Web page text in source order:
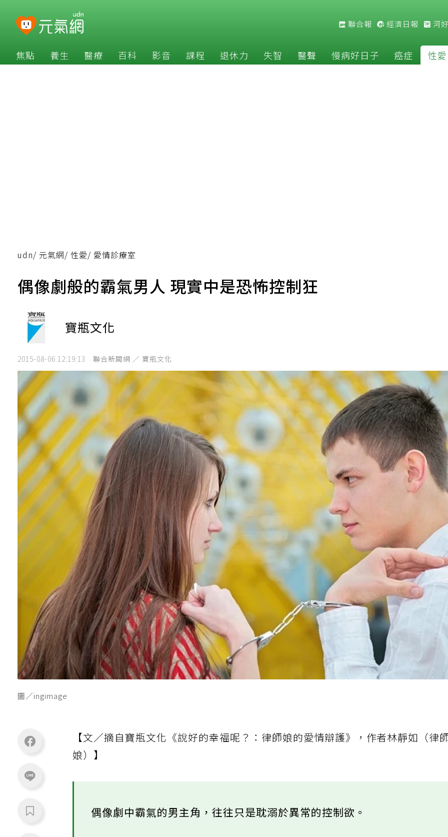
聯合報 經濟日報 河
焦點 養生 醫療 百科 影音 課程 退休力 失智 醫聲 慢病好日子 癌症 性愛
udn/ 元氣網/ 性愛/ 愛情診療室
偶像劇般的霸氣男人 現實中是恐怖控制狂
寶瓶文化
2015-08-06 12:19:13 聯合新聞網 ／ 寶瓶文化
圖／ingimage
【文／摘自寶瓶文化《說好的幸福呢？：律師娘的愛情辯護》，作者林靜如（律
娘）】
偶像劇中霸氣的男主角，往往只是耽溺於異常的控制欲。